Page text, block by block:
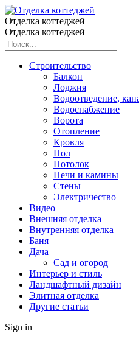
Отделка коттеджей
Отделка коттеджей
Строительство
Балкон
Лоджия
Водоотведение,
Водоснабжение
Ворота
Отопление
Кровля
Пол
Потолок
Печи и камины
Стены
Электричество
Видео
Внешняя отделка
Внутренняя отделка
Баня
Дача
Сад и огород
Интерьер и стиль
Ландшафтный дизайн
Элитная отделка
Другие статьи
Sign in